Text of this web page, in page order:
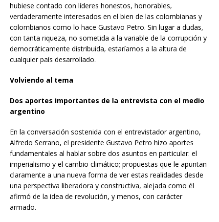
hubiese contado con líderes honestos, honorables,
verdaderamente interesados en el bien de las colombianas y
colombianos como lo hace Gustavo Petro. Sin lugar a dudas,
con tanta riqueza, no sometida a la variable de la corrupción y
democráticamente distribuida, estaríamos a la altura de
cualquier país desarrollado.
Volviendo al tema
Dos aportes importantes de la entrevista con el medio
argentino
En la conversación sostenida con el entrevistador argentino,
Alfredo Serrano, el presidente Gustavo Petro hizo aportes
fundamentales al hablar sobre dos asuntos en particular: el
imperialismo y el cambio climático; propuestas que le apuntan
claramente a una nueva forma de ver estas realidades desde
una perspectiva liberadora y constructiva, alejada como él
afirmó de la idea de revolución, y menos, con carácter
armado.